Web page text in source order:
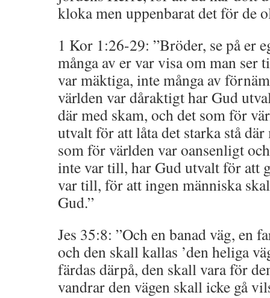
kloka men uppenbarat det för de
1 Kor 1:26-29: ”Bröder, se på er
många av er var visa om man ser
var mäktiga, inte många av
världen var dåraktigt har Gud
där med skam, och det som för
utvalt för att låta det starka stå
som för världen var oansenligt
inte var till, har Gud utvalt för att
var till, för att ingen människa
Gud.”
Jes 35:8: ”Och en banad väg, en
och den skall kallas ’den heliga
färdas därpå, den skall vara för
vandrar den vägen skall icke gå